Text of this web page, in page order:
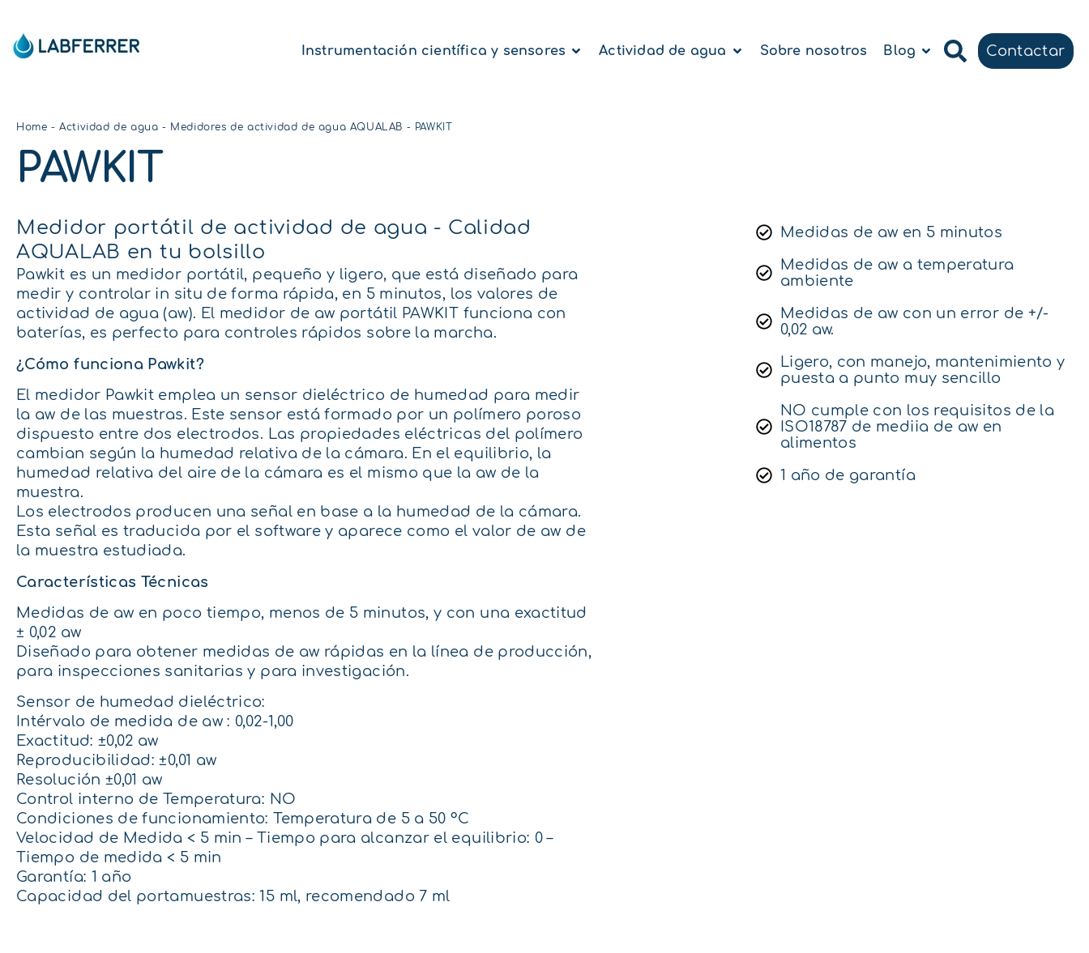
Instrumentación científica y sensores Actividad de agua Sobre nosotros Blog Contactar
Home -Actividad de agua - Medidores de actividad de agua AQUALAB - PAWKIT
PAWKIT
Medidor portátil de actividad de agua - Calidad
AQUALAB en tu bolsillo
Pawkit es un medidor portátil, pequeño y ligero, que está diseñado para
medir y controlar in situ de forma rápida, en 5 minutos, los valores de
actividad de agua (aw). El medidor de aw portátil PAWKIT funciona con
baterías, es perfecto para controles rápidos sobre la marcha.
¿Cómo funciona Pawkit?
El medidor Pawkit emplea un sensor dieléctrico de humedad para medir
la aw de las muestras. Este sensor está formado por un polímero poroso
dispuesto entre dos electrodos. Las propiedades eléctricas del polímero
cambian según la humedad relativa de la cámara. En el equilibrio, la
humedad relativa del aire de la cámara es el mismo que la aw de la
muestra.
Los electrodos producen una señal en base a la humedad de la cámara.
Esta señal es traducida por el software y aparece como el valor de aw de
la muestra estudiada.
Características Técnicas
Medidas de aw en poco tiempo, menos de 5 minutos, y con una exactitud
± 0,02 aw
Diseñado para obtener medidas de aw rápidas en la línea de producción,
para inspecciones sanitarias y para investigación.
Sensor de humedad dieléctrico:
Intérvalo de medida de aw : 0,02-1,00
Exactitud: ±0,02 aw
Reproducibilidad: ±0,01 aw
Resolución ±0,01 aw
Control interno de Temperatura: NO
Condiciones de funcionamiento: Temperatura de 5 a 50 ºC
Velocidad de Medida < 5 min – Tiempo para alcanzar el equilibrio: 0 –
Tiempo de medida < 5 min
Garantía: 1 año
Capacidad del portamuestras: 15 ml, recomendado 7 ml
Medidas de aw en 5 minutos
Medidas de aw a temperatura
ambiente
Medidas de aw con un error de +/-
0,02 aw.
Ligero, con manejo, mantenimiento y
puesta a punto muy sencillo
NO cumple con los requisitos de la
ISO18787 de mediia de aw en
alimentos
1 año de garantía